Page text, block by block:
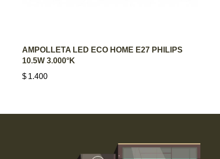
AGREGAR AL CARRITO
AMPOLLETA LED ECO HOME E27 PHILIPS
10.5W 3.000°K
$ 1.400